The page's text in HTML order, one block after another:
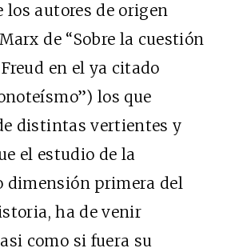
autores de origen
de “Sobre la cuestión
en el ya citado
los que
distintas vertientes y
el estudio de la
dimensión primera del
ha de venir
como si fuera su